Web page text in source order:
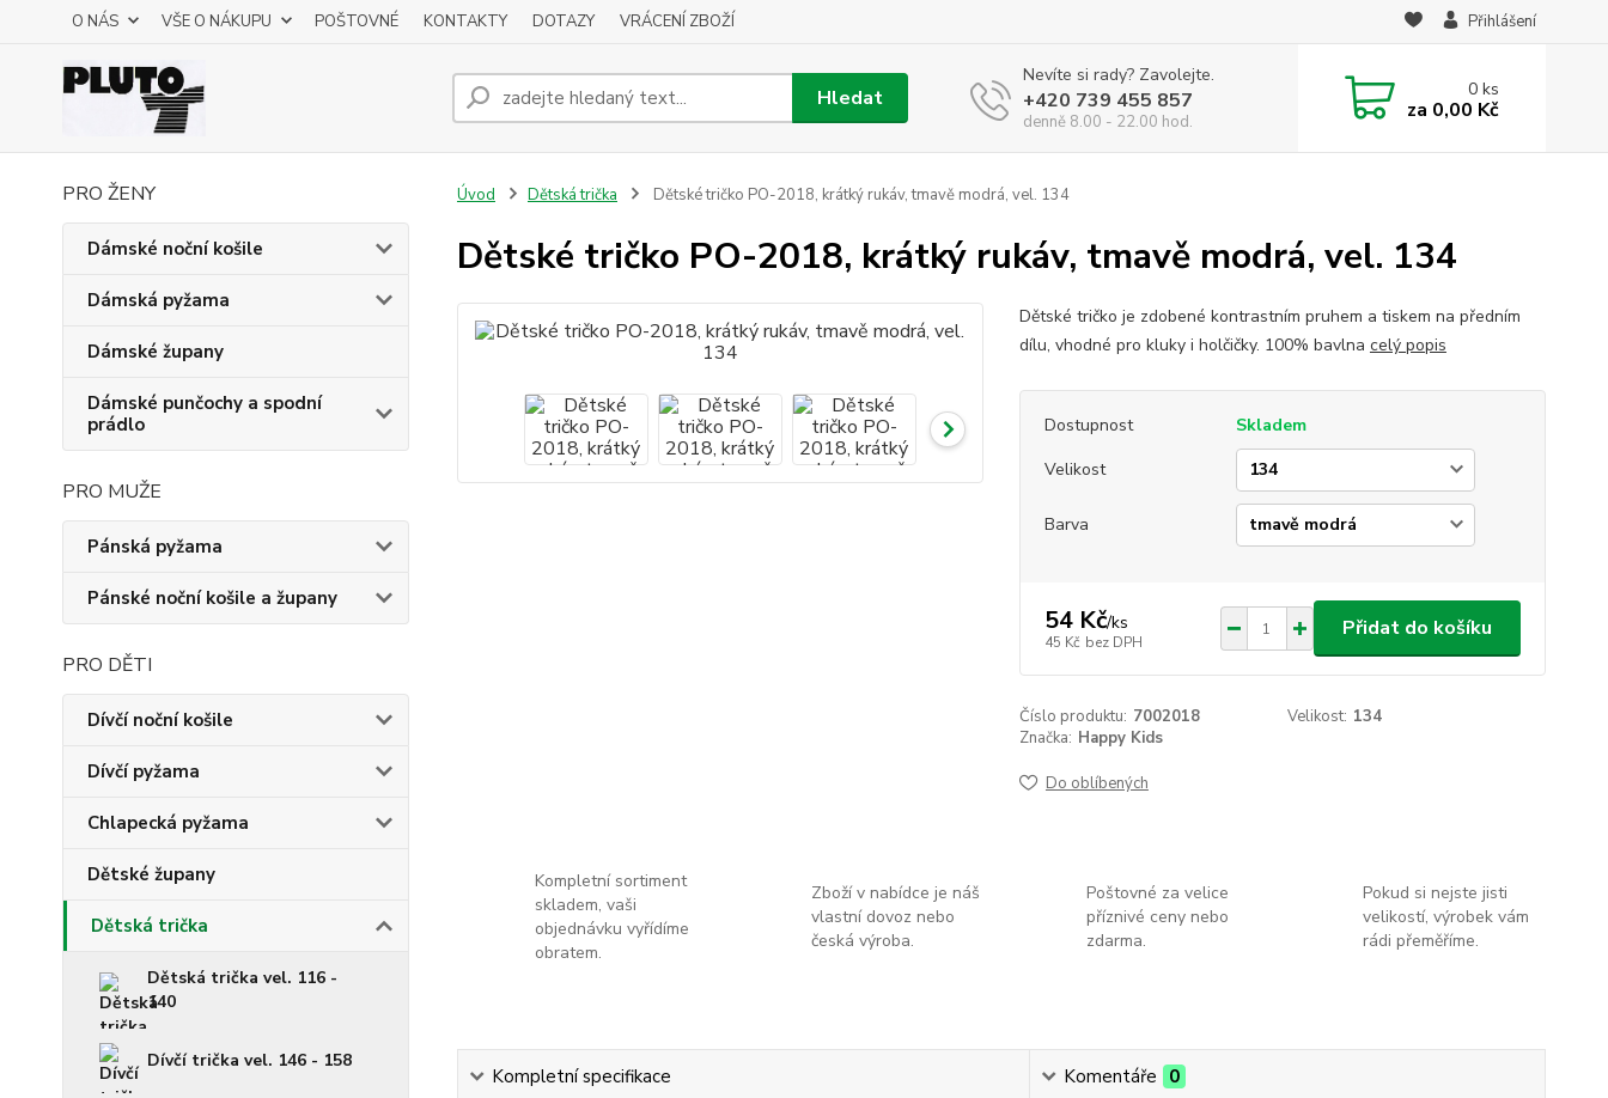
O NÁS VŠE O NÁKUPU POŠTOVNÉ KONTAKTY DOTAZY VRÁCENÍ ZBOŽÍ Přihlášení
Hledat
Nevíte si rady? Zavolejte.
+420 739 455 857
denně 8.00 - 22.00 hod.
0ks
za 0,00 Kč
PRO ŽENY
Dámské noční košile
Dámská pyžama
Dámské župany
Dámské punčochy a spodní
prádlo
PRO MUŽE
Pánská pyžama
Pánské noční košile a župany
PRO DĚTI
Dívčí noční košile
Dívčí pyžama
Chlapecká pyžama
Dětské župany
Dětská trička
Dětská trička vel. 116 -
140
Dívčí trička vel. 146 - 158
Úvod Dětská trička Dětské tričko PO-2018, krátký rukáv, tmavě modrá, vel. 134
Dětské tričko PO-2018, krátký rukáv, tmavě modrá, vel. 134
Dětské tričko je zdobené kontrastním pruhem a tiskem na předním
dílu, vhodné pro kluky i holčičky. 100% bavlna celý popis
Dostupnost
Skladem
Velikost
Barva
54 Kč/ks
45 Kč bez DPH
Přidat do košíku
Číslo produktu: 7002018 Velikost: 134
Značka: Happy Kids
Do oblíbených
Kompletní sortiment
skladem, vaši
objednávku vyřídíme
obratem.
Zboží v nabídce je náš
vlastní dovoz nebo
česká výroba.
Poštovné za velice
příznivé ceny nebo
zdarma.
Pokud si nejste jisti
velikostí, výrobek vám
rádi přeměříme.
Kompletní specifikace Komentáře 0